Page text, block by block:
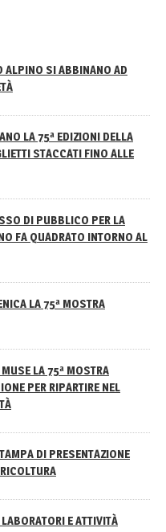
SI ABBINANO AD
LA 75ª EDIZIONI DELLA
STACCATI FINO ALLE
DI PUBBLICO PER LA
FA QUADRATO INTORNO AL
LA 75ª MOSTRA
LA 75ª MOSTRA
PER RIPARTIRE NEL
DI PRESENTAZIONE
E ATTIVITÀ